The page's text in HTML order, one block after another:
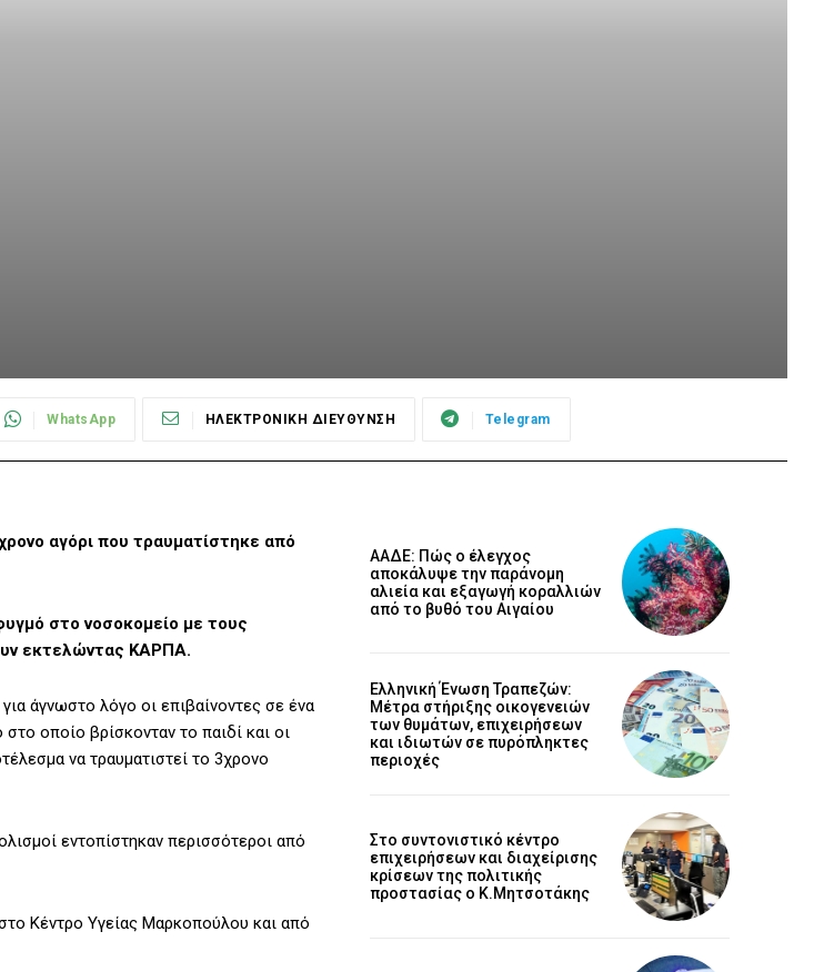
WhatsApp ΗΛΕΚΤΡΟΝΙΚΗ ΔΙΕΥΘΥΝΣΗ Telegram
αγόρι που τραυματίστηκε από
στο νοσοκομείο με τους
εκτελώντας ΚΑΡΠΑ.
άγνωστο λόγο οι επιβαίνοντες σε ένα
οποίο βρίσκονταν το παιδί και οι
να τραυματιστεί το 3χρονο
εντοπίστηκαν περισσότεροι από
Κέντρο Υγείας Μαρκοπούλου και από
ΑΑΔΕ: Πώς ο έλεγχος
αποκάλυψε την παράνομη
αλιεία και εξαγωγή κοραλλιών
από το βυθό του Αιγαίου
Ελληνική Ένωση Τραπεζών:
Μέτρα στήριξης οικογενειών
των θυμάτων, επιχειρήσεων
και ιδιωτών σε πυρόπληκτες
περιοχές
Στο συντονιστικό κέντρο
επιχειρήσεων και διαχείρισης
κρίσεων της πολιτικής
προστασίας ο Κ.Μητσοτάκης